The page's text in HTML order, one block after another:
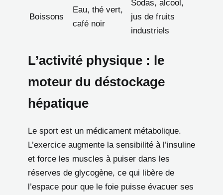
Boissons
Eau, thé vert,
café noir
Sodas, alcool,
jus de fruits
industriels
L’activité physique : le
moteur du déstockage
hépatique
Le sport est un médicament métabolique.
L’exercice augmente la sensibilité à l’insuline
et force les muscles à puiser dans les
réserves de glycogène, ce qui libère de
l’espace pour que le foie puisse évacuer ses